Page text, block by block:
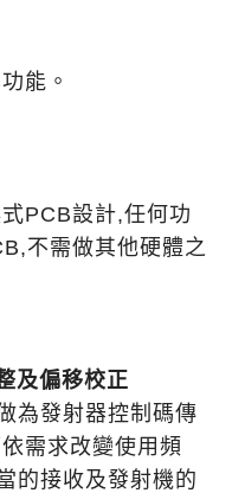
能。
PCB設計,任何功
不需做其他硬體之
及偏移校正
為發射器控制碼傳
需求改變使用頻
的接收及發射機的